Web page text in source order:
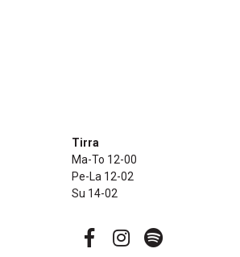
Tirra
Ma-To 12-00
Pe-La 12-02
Su 14-02